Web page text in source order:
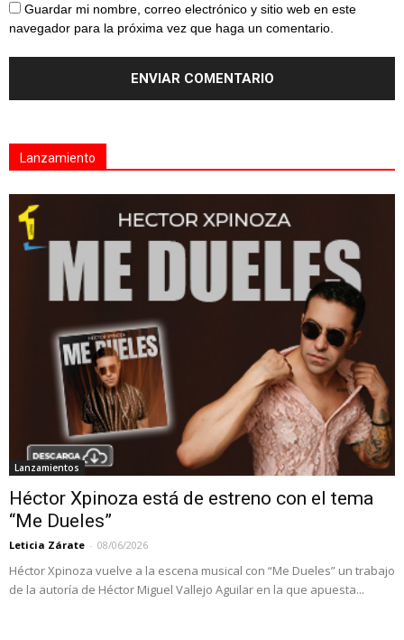
Guardar mi nombre, correo electrónico y sitio web en este
navegador para la próxima vez que haga un comentario.
Lanzamiento
Lanzamientos
Héctor Xpinoza está de estreno con el tema
“Me Dueles”
Leticia Zárate - 08/06/2026
Héctor Xpinoza vuelve a la escena musical con “Me Dueles” un trabajo
de la autoría de Héctor Miguel Vallejo Aguilar en la que apuesta...